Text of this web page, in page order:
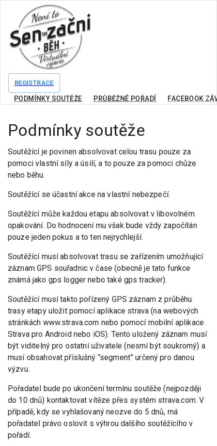
REGISTRACE
PODMÍNKY SOUTĚŽE PRŮBĚŽNÉ POŘADÍ FACEBOOK
Podmínky soutěže
Soutěžící je povinen absolvovat celou trasu pouze za
pomoci vlastní síly a úsilí, a to pouze za pomoci chůze
nebo běhu.
Soutěžící se účastní akce na vlastní nebezpečí.
Soutěžící může každou etapu absolvovat v libovolném
opakování. Do hodnocení mu však bude vždy započítán
pouze jeden pokus a to ten nejrychlejší.
Soutěžící musí absolvovat trasu se zařízením umožňující
záznam GPS souřadnic v čase (obecně je tato funkce
známá jako gps logger nebo také gps tracker).
Soutěžící musí takto pořízený GPS záznam z průběhu
trasy etapy uložit pomocí aplikace strava (na webových
stránkách www.strava.com nebo pomocí mobilní aplikace
Strava pro Android nebo iOS). Tento uložený záznam musí
být viditelný pro ostatní uživatele (nesmí být soukromý) a
musí obsahovat příslušný “segment” určený pro danou
výzvu.
Pořadatel bude po ukončení termínu soutěže (nejpozději
do 10 dnů) kontaktovat vítěze přes systém strava.com. V
případě, kdy se vyhlašovaný neozve do 5 dnů, má
pořadatel právo oslovit s výhrou dalšího soutěžícího v
pořadí.